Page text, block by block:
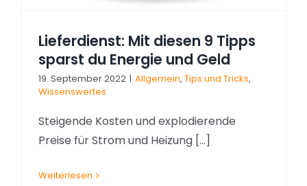
Lieferdienst: Mit diesen 9 Tipps
sparst du Energie und Geld
19. September 2022 | Allgemein, Tips und Tricks,
Wissenswertes
Steigende Kosten und explodierende
Preise für Strom und Heizung [...]
Weiterlesen